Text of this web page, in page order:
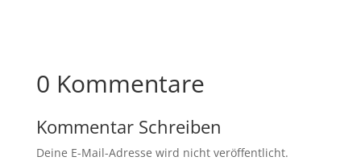
0 Kommentare
Kommentar Schreiben
Deine E-Mail-Adresse wird nicht veröffentlicht.